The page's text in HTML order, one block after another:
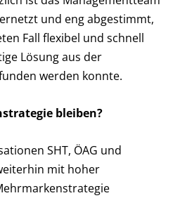
und eng abgestimmt,
Fall flexibel und schnell
Lösung aus der
werden konnte.
bleiben?
SHT, ÖAG und
mit hoher